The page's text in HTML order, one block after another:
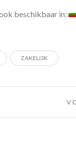
beschikbaar in:
ZAKELIJK